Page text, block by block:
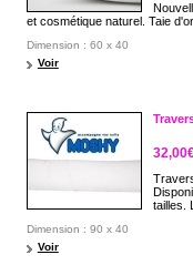
et cosmétique naturel. Taie
Dimension : 60 x 40
Voir
tailles.
Dimension : 90 x 40
Voir